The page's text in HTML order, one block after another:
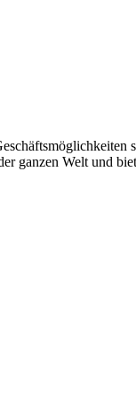
ganzen Welt und